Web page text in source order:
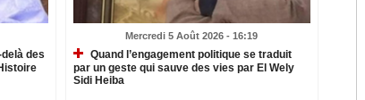
des
Mercredi 5 Août 2026 - 16:19
Quand l’engagement politique se traduit
par un geste qui sauve des vies par El Wely
Sidi Heiba